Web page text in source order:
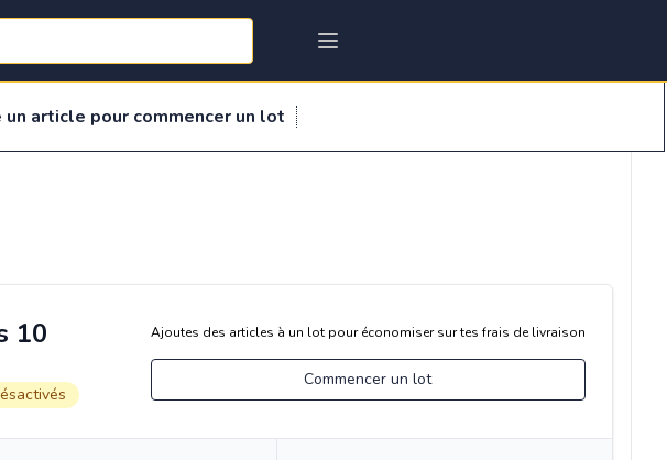
10 Ajoutes des articles à un lot pour économiser sur tes frais de livraison
Commencer un lot
article pour commencer un lot